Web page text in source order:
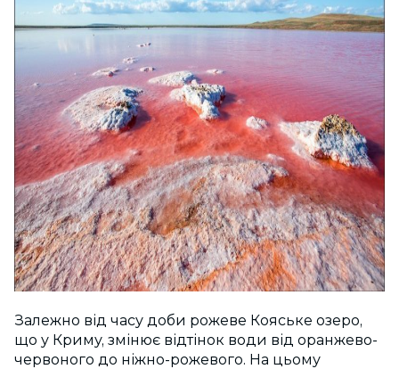
Залежно від часу доби рожеве Кояське озеро,
що у Криму, змінює відтінок води від оранжево-
червоного до ніжно-рожевого. На цьому